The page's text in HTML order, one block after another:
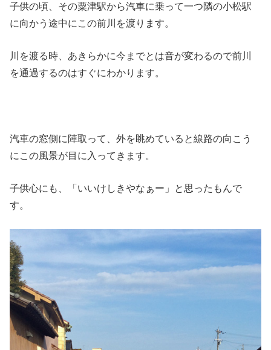
子供の頃、その粟津駅から汽車に乗って一つ隣の小松駅
に向かう途中にこの前川を渡ります。
川を渡る時、あきらかに今までとは音が変わるので前川
を通過するのはすぐにわかります。
汽車の窓側に陣取って、外を眺めていると線路の向こう
にこの風景が目に入ってきます。
子供心にも、「いいけしきやなぁー」と思ったもんで
す。